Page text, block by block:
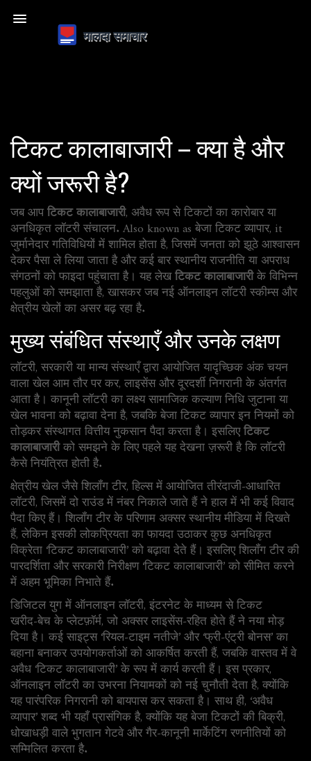
टिकट कालाबाजारी – क्या है और
क्यों जरूरी है?
जब आपटिकट कालाबाजारी, अवैध रूप से टिकटों का कारोबार या
अनधिकृत लॉटरी संचालन. Also known as बेजा टिकट व्यापार, it
जुर्मानेदार गतिविधियों में शामिल होता है, जिसमें जनता को झूठे आश्वासन
देकर पैसा ले लिया जाता हैऔर कई बार स्थानीय राजनीति या अपराध
संगठनों को फाइदा पहुंचाता है। यह लेखटिकट कालाबाजारीके विभिन्न
पहलुओं को समझाता है, खासकर जब नई ऑनलाइन लॉटरी स्कीम्स और
क्षेत्रीय खेलों का असर बढ़ रहा है.
मुख्य संबंधित संस्थाएँ और उनके लक्षण
लॉटरी, सरकारी या मान्य संस्थाएँ द्वारा आयोजित यादृच्छिक अंक चयन
वाला खेलआम तौर पर कर, लाइसेंस और दूरदर्शी निगरानी के अंतर्गत
आता है। कानूनी लॉटरी का लक्ष्य सामाजिक कल्याण निधि जुटाना या
खेल भावना को बढ़ावा देना है, जबकि बेजा टिकट व्यापार इन नियमों को
तोड़कर संस्थागत वित्तीय नुकसान पैदा करता है। इसलिएटिकट
कालाबाजारीको समझने के लिए पहले यह देखना ज़रूरी है कि लॉटरी
कैसे नियंत्रित होती है.
क्षेत्रीय खेल जैसेशिलॉंग टीर, हिल्स में आयोजित तीरंदाजी‑आधारित
लॉटरी, जिसमें दो राउंड में नंबर निकाले जाते हैंने हाल में भी कई विवाद
पैदा किए हैं। शिलॉंग टीर के परिणाम अक्सर स्थानीय मीडिया में दिखते
हैं, लेकिन इसकी लोकप्रियता का फायदा उठाकर कुछ अनधिकृत
विक्रेता ‘टिकट कालाबाजारी’ को बढ़ावा देते हैं। इसलिए शिलॉंग टीर की
पारदर्शिता और सरकारी निरीक्षण ‘टिकट कालाबाजारी’ को सीमित करने
में अहम भूमिका निभाते हैं.
डिजिटल युग मेंऑनलाइन लॉटरी, इंटरनेट के माध्यम से टिकट
खरीद‑बेच के प्लेटफ़ॉर्म, जो अक्सर लाइसेंस‑रहित होते हैंने नया मोड़
दिया है। कई साइट्स ‘रियल‑टाइम नतीजे’ और ‘फ्री‑एंट्री बोनस’ का
बहाना बनाकर उपयोगकर्ताओं को आकर्षित करती हैं, जबकि वास्तव में वे
अवैध ‘टिकट कालाबाजारी’ के रूप में कार्य करती हैं। इस प्रकार,
ऑनलाइन लॉटरी का उभरना नियामकों को नई चुनौती देता है, क्योंकि
यह पारंपरिक निगरानी को बायपास कर सकता है। साथ ही, ‘अवैध
व्यापार’ शब्द भी यहाँ प्रासंगिक है, क्योंकि यह बेजा टिकटों की बिक्री,
धोखाधड़ी वाले भुगतान गेटवे और गैर‑कानूनी मार्केटिंग रणनीतियों को
सम्मिलित करता है.